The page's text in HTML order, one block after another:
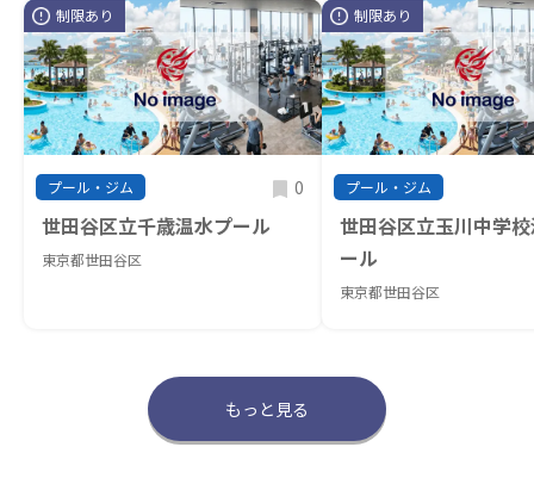
制限あり
プール・ジム 0
世田谷区立千歳温水プール
東京都世田谷区
制限あり
プール・ジム
世田谷区立玉川中学
ール
東京都世田谷区
もっと見る